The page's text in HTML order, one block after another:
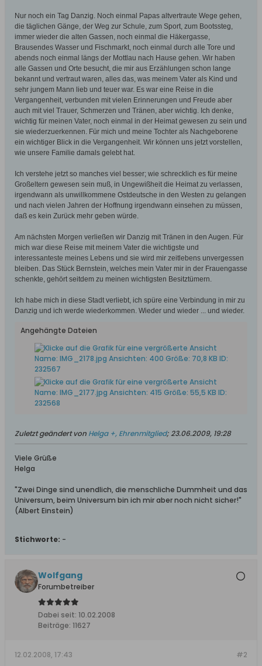
Nur noch ein Tag Danzig. Noch einmal Papas altvertraute Wege gehen,
die täglichen Gänge, der Weg zur Schule, zum Sport, zum Bootssteg,
immer wieder die alten Gassen, noch einmal die Häkergasse,
Brausendes Wasser und Fischmarkt, noch einmal durch alle Tore und
abends noch einmal längs der Mottlau nach Hause gehen. Wir haben
alle Gassen und Orte besucht, die mir aus Erzählungen schon lange
bekannt und vertraut waren, alles das, was meinem Vater als Kind und
sehr jungem Mann lieb und teuer war. Es war eine Reise in die
Vergangenheit, verbunden mit vielen Erinnerungen und Freude aber
auch mit viel Trauer, Schmerzen und Tränen, aber wichtig. Ich denke,
wichtig für meinen Vater, noch einmal in der Heimat gewesen zu sein und
sie wiederzuerkennen. Für mich und meine Tochter als Nachgeborene
ein wichtiger Blick in die Vergangenheit. Wir können uns jetzt vorstellen,
wie unsere Familie damals gelebt hat.
Ich verstehe jetzt so manches viel besser; wie schrecklich es für meine
Großeltern gewesen sein muß, in Ungewißheit die Heimat zu verlassen,
irgendwann als unwillkommene Ostdeutsche in den Westen zu gelangen
und nach vielen Jahren der Hoffnung irgendwann einsehen zu müssen,
daß es kein Zurück mehr geben würde.
Am nächsten Morgen verließen wir Danzig mit Tränen in den Augen. Für
mich war diese Reise mit meinem Vater die wichtigste und
interessanteste meines Lebens und sie wird mir zeitlebens unvergessen
bleiben. Das Stück Bernstein, welches mein Vater mir in der Frauengasse
schenkte, gehört seitdem zu meinen wichtigsten Besitztümern.
Ich habe mich in diese Stadt verliebt, ich spüre eine Verbindung in mir zu
Danzig und ich werde wiederkommen. Wieder und wieder ... und wieder.
Angehängte Dateien
Zuletzt geändert von Helga +, Ehrenmitglied;23.06.2009, 19:28
Viele Grüße
Helga
"Zwei Dinge sind unendlich, die menschliche Dummheit und das
Universum, beim Universum bin ich mir aber noch nicht sicher!"
(Albert Einstein)
Stichworte: -
Wolfgang
Forumbetreiber
Dabei seit: 10.02.2008
Beiträge: 11627
#2
12.02.2008, 17:43